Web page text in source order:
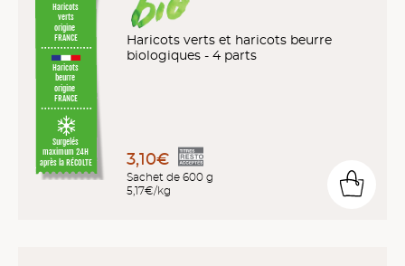
Haricots
verts
origine
FRANCE
Haricots
beurre
origine
FRANCE
Surgelés
maximum 24H
après la RÉCOLTE
Haricots verts et haricots beurre
biologiques - 4 parts
3,10€
Sachet de 600 g
5,17€/kg